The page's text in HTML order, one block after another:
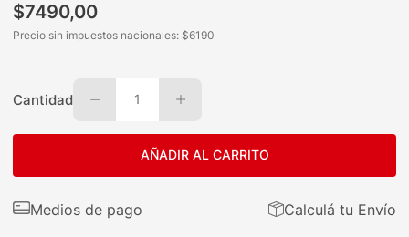
$7490,00
Precio sin impuestos nacionales: $6190
Cantidad 1
AÑADIR AL CARRITO
Medios de pago Calculá tu Envío